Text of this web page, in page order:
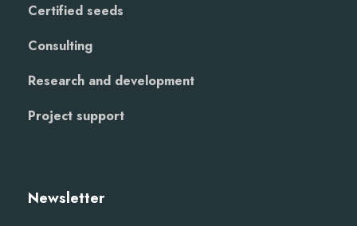
Certified seeds
Consulting
Research and development
Project support
Newsletter